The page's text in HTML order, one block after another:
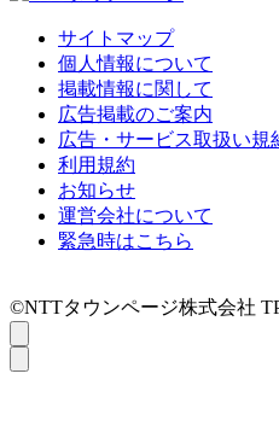
サイトマップ
個人情報について
掲載情報に関して
広告掲載のご案内
広告・サービス取扱い規
利用規約
お知らせ
運営会社について
緊急時はこちら
©NTTタウンページ株式会社